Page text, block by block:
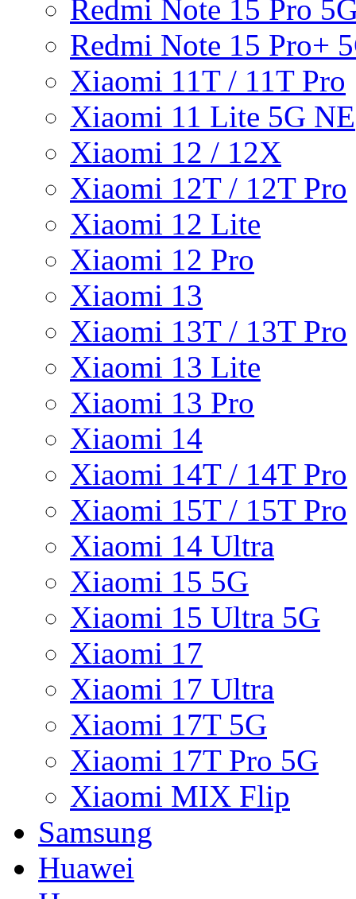
Redmi Note 15 Pro
Redmi Note 15 Pro+
Xiaomi 11T / 11T Pro
Xiaomi 11 Lite 5G NE
Xiaomi 12 / 12X
Xiaomi 12T / 12T Pro
Xiaomi 12 Lite
Xiaomi 12 Pro
Xiaomi 13
Xiaomi 13T / 13T Pro
Xiaomi 13 Lite
Xiaomi 13 Pro
Xiaomi 14
Xiaomi 14T / 14T Pro
Xiaomi 15T / 15T Pro
Xiaomi 14 Ultra
Xiaomi 15 5G
Xiaomi 15 Ultra 5G
Xiaomi 17
Xiaomi 17 Ultra
Xiaomi 17T 5G
Xiaomi 17T Pro 5G
Xiaomi MIX Flip
Samsung
Huawei